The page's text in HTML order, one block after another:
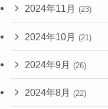
2024年11月 (23)
2024年10月 (21)
2024年9月 (26)
2024年8月 (22)